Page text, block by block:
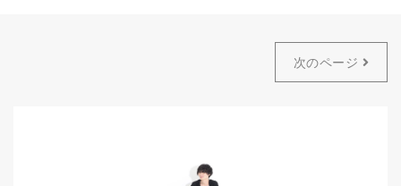
次のページ